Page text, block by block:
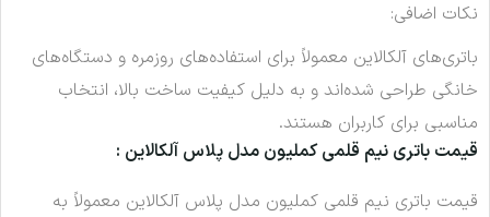
نکات اضافی:
باتری‌های آلکالاین معمولاً برای استفاده‌های روزمره و دستگاه‌های
خانگی طراحی شده‌اند و به دلیل کیفیت ساخت بالا، انتخاب
مناسبی برای کاربران هستند.
قیمت باتری نیم قلمی کملیون مدل پلاس آلکالاین :
قیمت باتری نیم قلمی کملیون مدل پلاس آلکالاین معمولاً به